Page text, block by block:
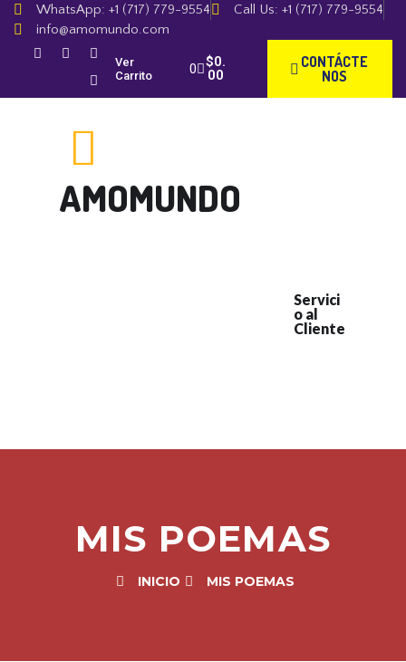
WhatsApp: +1 (717) 779-9554
Call Us: +1 (717) 779-9554
info@amomundo.com
Ver
Carrito
$0.
00
CONTÁCTE
NOS
AMOMUNDO
Servici
o al
Cliente
MIS POEMAS
INICIO MIS POEMAS